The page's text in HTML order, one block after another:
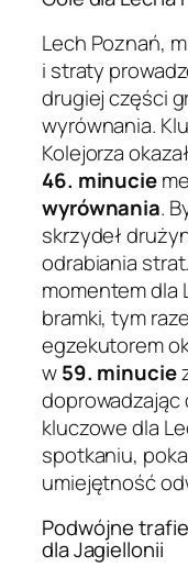
Lech Poznań,
i straty
drugiej części
wyrównania.
Kolejorza
46. minucie
wyrównania.
skrzydeł
odrabiania
momentem dla
bramki, tym
egzekutorem
w59. minucie
doprowadzając
kluczowe dla
spotkaniu,
umiejętność
Podwójne
dla Jagiellonii